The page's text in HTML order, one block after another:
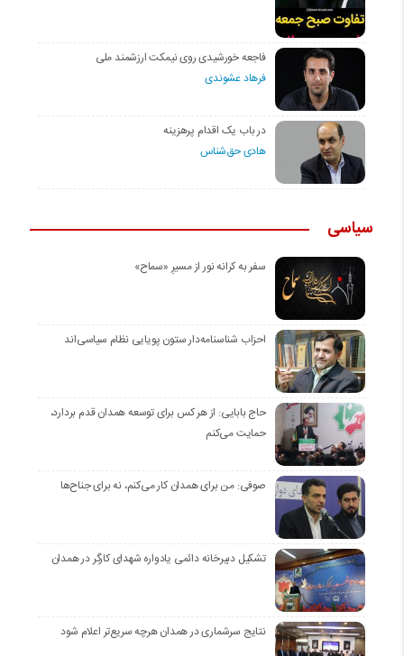
فاجعه خورشیدی روی نیمکت ارزشمند ملی
فرهاد عشوندی
در باب یک اقدام پرهزینه
هادی حق‌شناس
سیاسی
سفر به کرانه‌ نور از مسیرِ «سماح»
احزاب شناسنامه‌دار ستون پویایی نظام سیاسی‌اند
حاج بابایی: از هر کس برای توسعه همدان قدم بردارد،
حمایت می‌کنم
صوفی: من برای همدان کار می‌کنم، نه برای جناح‌ها
تشکیل دبیرخانه دائمی یادواره شهدای کارگر در همدان
نتایج سرشماری در همدان هرچه سریع‌تر اعلام شود